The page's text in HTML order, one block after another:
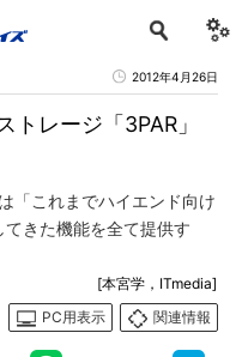
2012年4月26日
トレージ「3PAR」
「これまでハイエンド向け
きた機能を全て提供す
[本宮学，ITmedia]
PC用表示
関連情報